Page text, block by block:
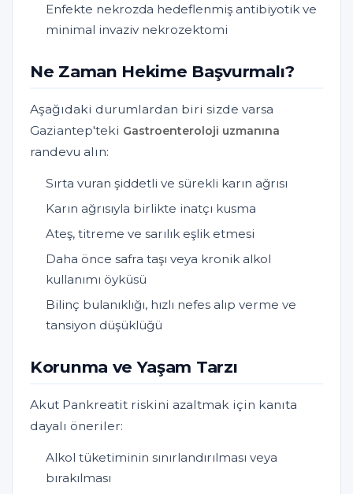
Enfekte nekrozda hedeflenmiş antibiyotik ve
minimal invaziv nekrozektomi
Ne Zaman Hekime Başvurmalı?
Aşağıdaki durumlardan biri sizde varsa
Gaziantep'teki Gastroenteroloji uzmanına
randevu alın:
Sırta vuran şiddetli ve sürekli karın ağrısı
Karın ağrısıyla birlikte inatçı kusma
Ateş, titreme ve sarılık eşlik etmesi
Daha önce safra taşı veya kronik alkol
kullanımı öyküsü
Bilinç bulanıklığı, hızlı nefes alıp verme ve
tansiyon düşüklüğü
Korunma ve Yaşam Tarzı
Akut Pankreatit riskini azaltmak için kanıta
dayalı öneriler:
Alkol tüketiminin sınırlandırılması veya
bırakılması